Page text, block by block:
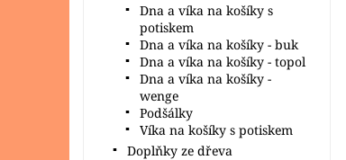
Dna a víka na košíky s
potiskem
Dna a víka na košíky - buk
Dna a víka na košíky - topol
Dna a víka na košíky -
wenge
Podšálky
Víka na košíky s potiskem
Doplňky ze dřeva